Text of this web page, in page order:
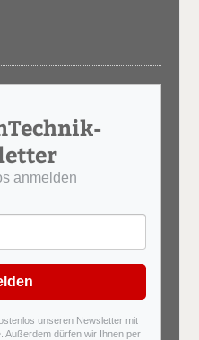
anmelden
unseren Newsletter mit
Außerdem dürfen wir Ihnen per